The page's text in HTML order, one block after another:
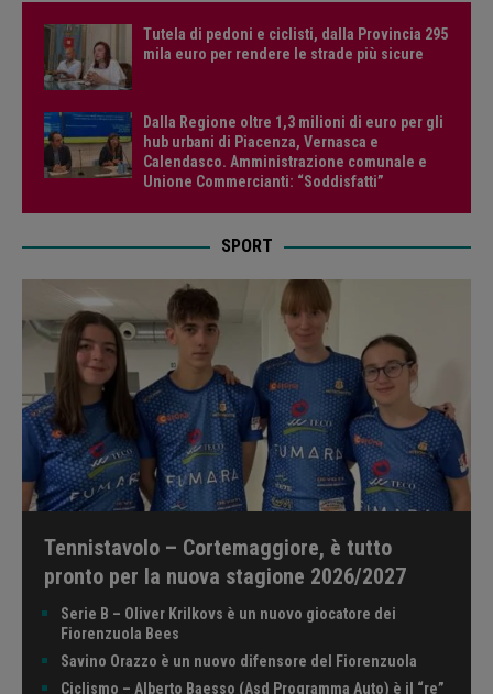
Tutela di pedoni e ciclisti, dalla Provincia 295
mila euro per rendere le strade più sicure
Dalla Regione oltre 1,3 milioni di euro per gli
hub urbani di Piacenza, Vernasca e
Calendasco. Amministrazione comunale e
Unione Commercianti: “Soddisfatti”
SPORT
Tennistavolo – Cortemaggiore, è tutto
pronto per la nuova stagione 2026/2027
Serie B – Oliver Krilkovs è un nuovo giocatore dei
Fiorenzuola Bees
Savino Orazzo è un nuovo difensore del Fiorenzuola
Ciclismo – Alberto Baesso (Asd Programma Auto) è il “re”